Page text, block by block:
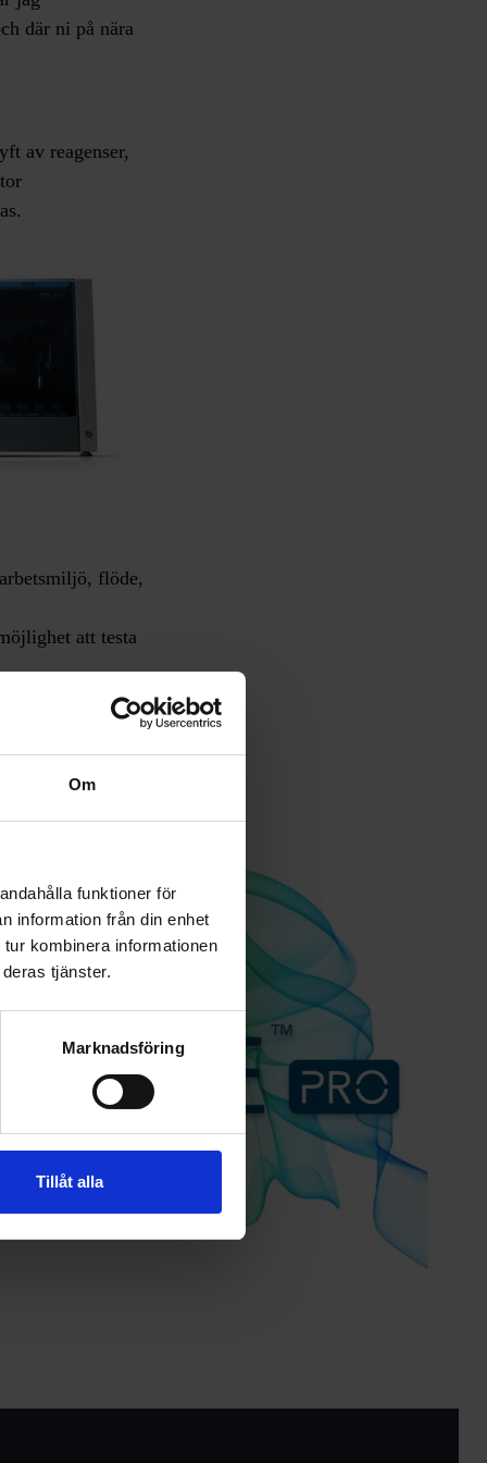
Om
funktioner för
information från din enhet
kombinera informationen
tjänster.
Marknadsföring
Tillåt alla
där ni på nära
av reagenser,
flöde,
att testa
plats för bästa